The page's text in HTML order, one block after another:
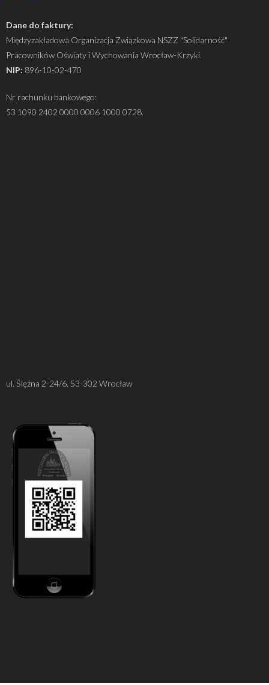
Dane do faktury:
Międzyzakładowa Organizacja Związkowa NSZZ "Solidarność"
Pracowników Oświaty i Wychowania Wrocław-Krzyki.
NIP: 896-10-02-470
Nr rachunku bankowego:
53 1090 2402 0000 0006 1000 0728.
ul. Ślężna 2-24/6, 53-302 Wrocław